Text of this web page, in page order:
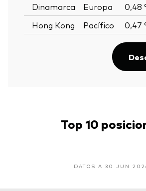
Dinamarca
Europa 0,48
Hong Kong
Pacífico 0,47
Top 10
DATOS A 30 JUN